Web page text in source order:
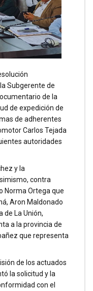
Subgerente de
de la
de expedición de
de adherentes
Carlos Tejada
autoridades
y la
contra
Norma Ortega que
Aron Maldonado
de La Unión,
a la provincia de
que representa
de los actuados
la solicitud y la
con el